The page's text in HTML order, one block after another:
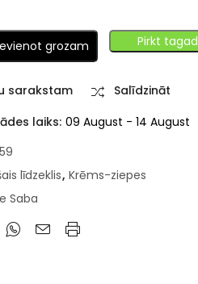
grozam Pirkt tagad
sarakstam
Salīdzināt
laiks: 09 August - 14 August
līdzeklis, Krēms-ziepes
Saba